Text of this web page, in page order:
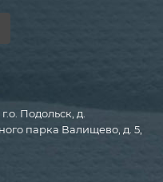
Подольск, д.
парка Валищево, д. 5,